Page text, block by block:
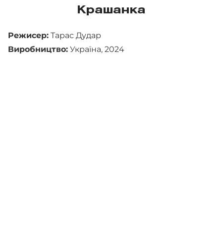
Крашанка
Режисер: Тарас Дудар
Виробництво: Україна, 2024